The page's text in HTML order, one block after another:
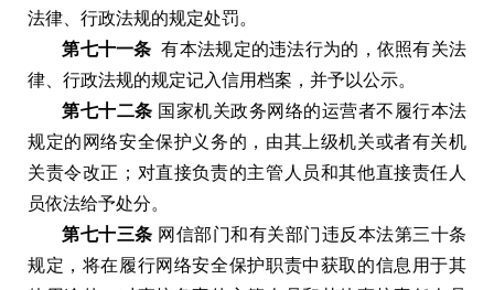
法律
行政法规的规定处罚。
第七十一条 有本法规定的违法行为的 ， 依照有关法
律
行政法规的规定记入信用档案 ， 并予以公示。
第七十二条 国家机关政务网络的运营者不履行本法
规定的网络安全保护义务的 ， 由其上级机关或者有关机
关责令改正 ； 对直接负责的主管人员和其他直接责任人
员依法给予处分。
第七十三条 网信部门和有关部门违反本法第三十条
规定 ， 将在履行网络安全保护职责中获取的信息用于其